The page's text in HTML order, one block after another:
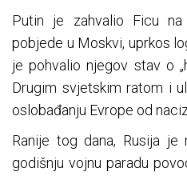
Putin je zahvalio Ficu
pobjede u Moskvi, uprkos
je pohvalio njegov stav o
Drugim svjetskim ratom i
oslobađanju Evrope od
Ranije tog dana, Rusija je
godišnju vojnu paradu